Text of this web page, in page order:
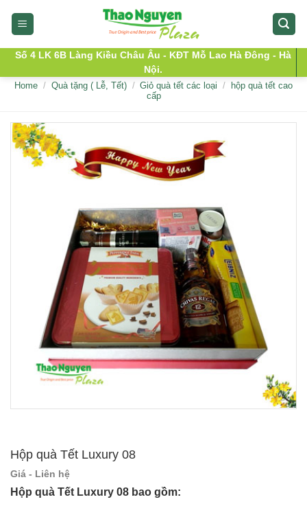
Số 4 LK 6B Làng Kiều Châu Âu - KĐT Mỗ Lao Hà Đông - Hà
Nội.
Home / Quà tặng ( Lễ, Tết) / Giỏ quà tết các loại /
hộp quà tết cao
cấp
Hộp quà Tết Luxury 08
Giá - Liên hệ
Hộp quà Tết Luxury 08 bao gồm: